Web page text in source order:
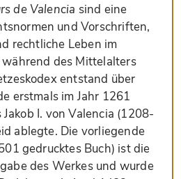
de Valencia sind eine
und Vorschriften,
rechtliche Leben im
des Mittelalters
entstand über
erstmals im Jahr 1261
I. von Valencia (1208-
ablegte. Die vorliegende
gedrucktes Buch) ist die
des Werkes und wurde